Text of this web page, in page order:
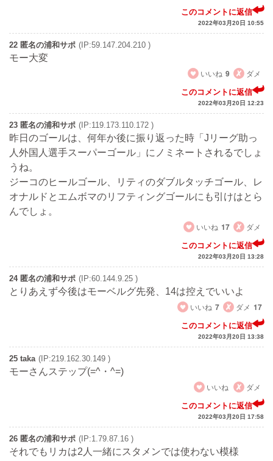
このコメントに返信
2022年03月20日 10:55
22 匿名の浦和サポ (IP:59.147.204.210 )
モー大変
いいね 9 ダメ
このコメントに返信
2022年03月20日 12:23
23 匿名の浦和サポ (IP:119.173.110.172 )
昨日のゴールは、何年か後に振り返った時「Jリーグ助っ
人外国人選手スーパーゴール」にノミネートされるでしょ
うね。
ジーコのヒールゴール、リティのダブルタッチゴール、レ
オナルドとエムボマのリフティングゴールにも引けはとら
んでしょ。
いいね 17 ダメ
このコメントに返信
2022年03月20日 13:28
24 匿名の浦和サポ (IP:60.144.9.25 )
とりあえず今後はモーベルグ先発、14は控えでいいよ
いいね 7 ダメ 17
このコメントに返信
2022年03月20日 13:38
25 taka (IP:219.162.30.149 )
モーさんステップ(=^・^=)
いいね
ダメ
このコメントに返信
2022年03月20日 17:58
26 匿名の浦和サポ (IP:1.79.87.16 )
それでもリカは2人一緒にスタメンでは使わない模様